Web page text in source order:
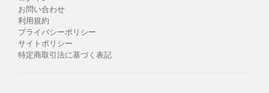
お問い合わせ
利用規約
プライバシーポリシー
サイトポリシー
特定商取引法に基づく表記